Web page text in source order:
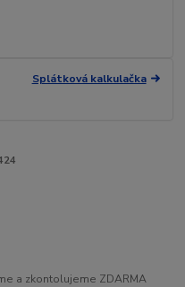
Splátková kalkulačka
a zkontolujeme ZDARMA